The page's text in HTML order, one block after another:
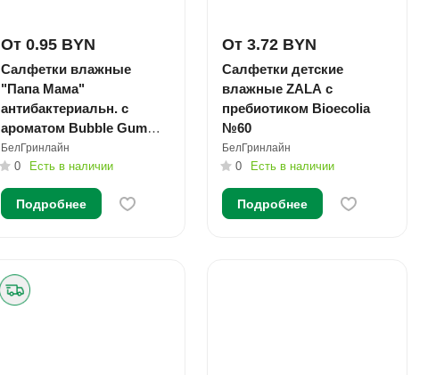
От 0.95 BYN
Салфетки влажные
"Папа Мама"
антибактериальн. с
ароматом Bubble Gum
упаковка №12
БелГринлайн
0 Есть в наличии
Подробнее
От 3.72 BYN
Салфетки детские
влажные ZALA с
пребиотиком Bioecolia
№60
БелГринлайн
0 Есть в наличии
Подробнее